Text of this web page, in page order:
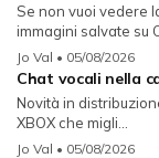
Se non vuoi vedere
immagini salvate su
Jo Val • 05/08/2026
Chat vocali nella
Novità in
XBOX che migli...
Jo Val • 05/08/2026